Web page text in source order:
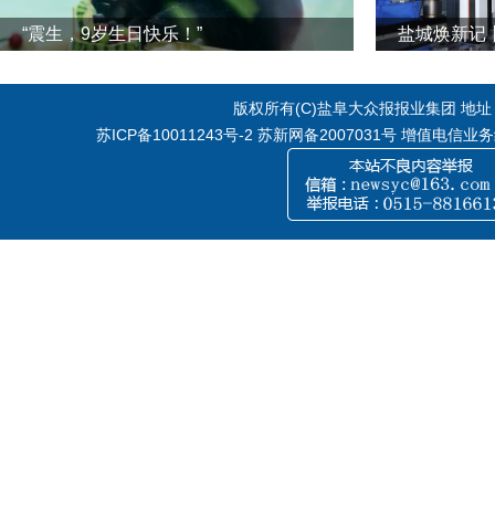
“震生，9岁生日快乐！”
版权所有(C)盐阜大众报报业集团 地
苏ICP备10011243号-2 苏新网备2007031号 增值电信业